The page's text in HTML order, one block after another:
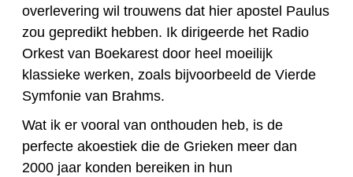
overlevering wil trouwens dat hier apostel Paulus
zou gepredikt hebben. Ik dirigeerde het Radio
Orkest van Boekarest door heel moeilijk
klassieke werken, zoals bijvoorbeeld de Vierde
Symfonie van Brahms.
Wat ik er vooral van onthouden heb, is de
perfecte akoestiek die de Grieken meer dan
2000 jaar konden bereiken in hun